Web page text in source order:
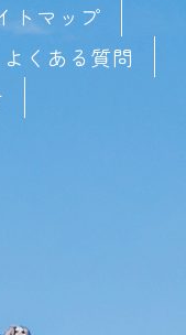
トマップ
よくある質問